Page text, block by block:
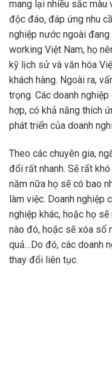
mang lại nhiều sắc màu
độc đáo, đáp ứng nhu
nghiệp nước ngoài
working Việt Nam, họ
kỹ lịch sử và văn hóa
khách hàng. Ngoài ra,
trọng. Các doanh
hợp, có khả năng thích
phát triển của doanh
Theo các chuyên gia,
đổi rất nhanh. Sẽ rất
năm nữa họ sẽ có bao
làm việc. Doanh nghiệp
nghiệp khác, hoặc họ
nào đó, hoặc sẽ xóa sổ
quả…Do đó, các doanh
thay đổi liên tục.